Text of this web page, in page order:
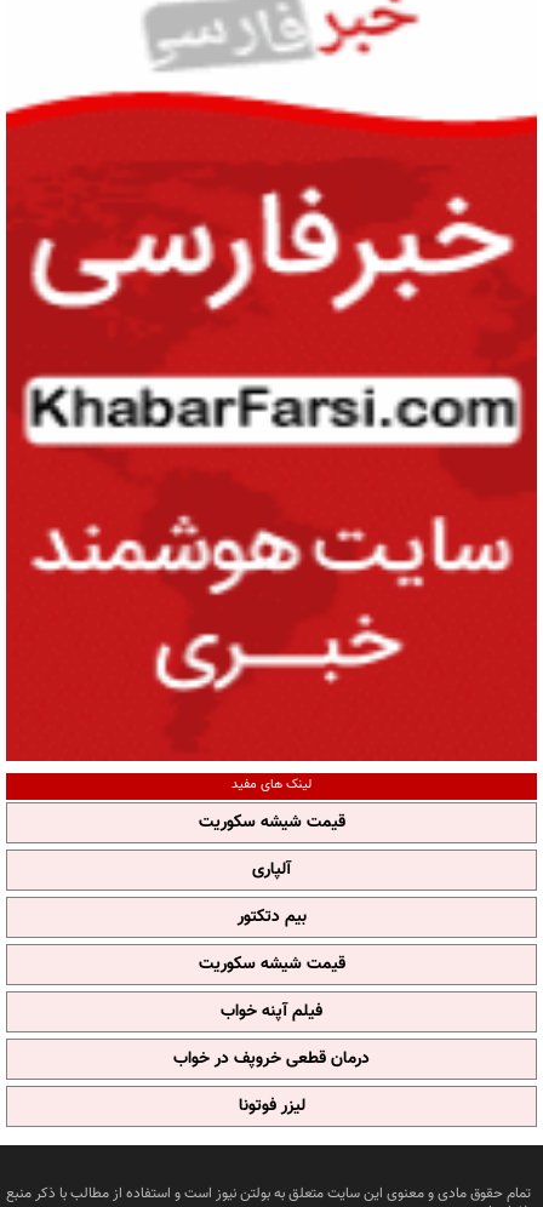
لینک های مفید
قیمت شیشه سکوریت
آلپاری
بیم دتکتور
قیمت شیشه سکوریت
فیلم آپنه خواب
درمان قطعی خروپف در خواب
لیزر فوتونا
تمام حقوق مادی و معنوی این سایت متعلق به بولتن نیوز است و استفاده از مطالب با ذکر منبع